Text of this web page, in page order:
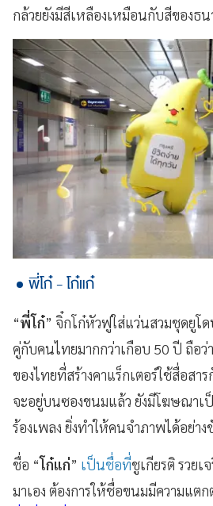
กล้วยยังมีสีเหลืองเหมือนกับสีของธน
พี่โก๋ - โก๋แก๋
“พี่โก๋” จิ๋กโก๋หัวฟูใส่แว่นสวมชุดยูโ
คู่กับคนไทยมากกว่าเกือบ 50 ปี ถือ
ของไทยที่สร้างคาแร็กเตอร์ใช้สื่อสา
จะอยู่บนซองขนมแล้ว ยังมีโฆษณาเ
ร้องเพลง ยิ่งทำให้คนจำภาพได้อย่าง
ชื่อ “โก๋แก่” เป็นชื่อที่ชูเกียรติ รวย
มาเอง ต้องการให้ชื่อขนมมีความแตก